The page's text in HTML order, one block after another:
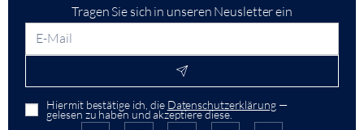
Tragen Sie sich in unseren Neusletter ein
Hiermit bestätige ich, die Datenschutzerklärung—
gelesen zu haben und akzeptiere diese.